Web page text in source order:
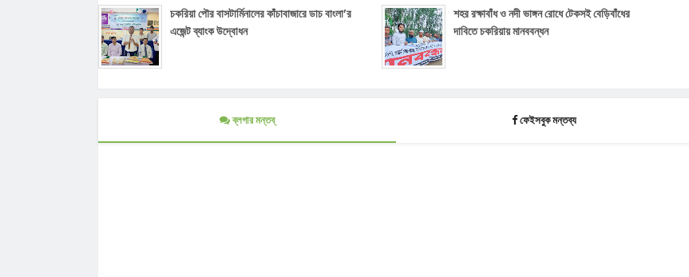
চকরিয়া পৌর বাসটার্মিনালের কাঁচাবাজারে ডাচ বাংলা’র
এজেন্ট ব্যাংক উদ্বোধন
শহর রক্ষাবাঁধ ও নদী ভাঙ্গন রোধে টেকসই বেড়িবাঁধের
দাবিতে চকরিয়ায় মানববন্ধন
ব্লগার মন্তব্ ফেইসবুক মন্তব্য